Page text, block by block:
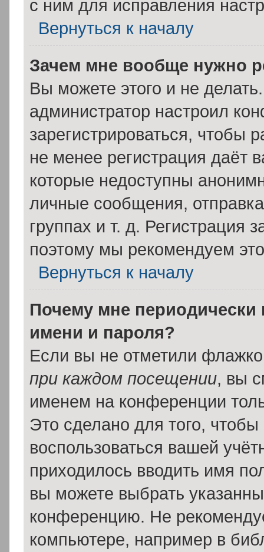
с ним для исправления
Вернуться к началу
Зачем мне вообще нужно
Вы можете этого и не
администратор настроил
зарегистрироваться, чтобы
не менее регистрация даёт
которые недоступны
личные сообщения,
группах и т. д. Регистрация
поэтому мы рекомендуем
Вернуться к началу
Почему мне периодически
имени и пароля?
Если вы не отметили
при каждом посещении, вы
именем на конференции
Это сделано для того, чтобы
воспользоваться вашей
приходилось вводить имя
вы можете выбрать
конференцию. Не
компьютере, например в